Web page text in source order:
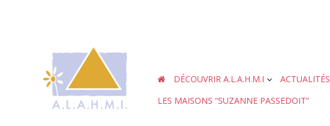
DÉCOUVRIR A.L.A.H.M.I ACTUALITÉS
LES MAISONS “SUZANNE PASSEDOIT”